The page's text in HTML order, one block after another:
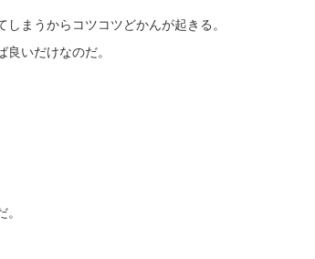
まうからコツコツどかんが起きる。
いだけなのだ。